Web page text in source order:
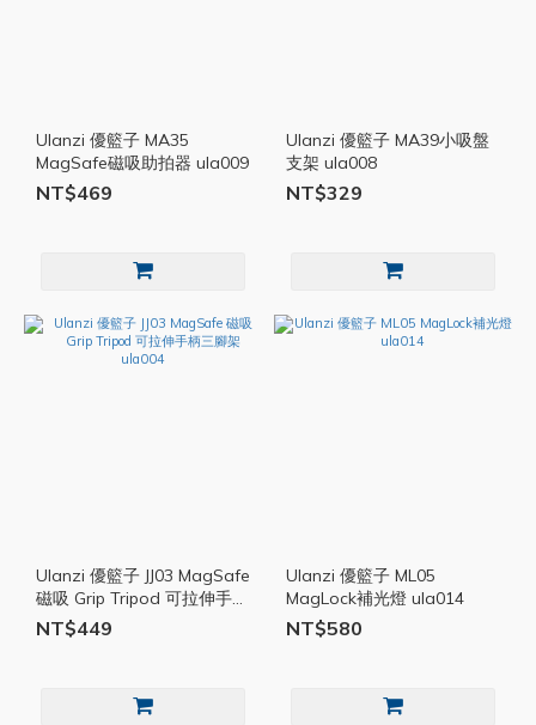
Ulanzi 優籃子 MA35
MagSafe磁吸助拍器 ula009
NT$469
Ulanzi 優籃子 MA39小吸盤
支架 ula008
NT$329
Ulanzi 優籃子 JJ03 MagSafe
磁吸 Grip Tripod 可拉伸手柄
三腳架 ula004
NT$449
Ulanzi 優籃子 ML05
MagLock補光燈 ula014
NT$580